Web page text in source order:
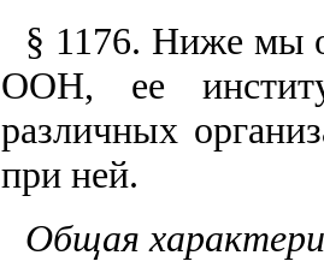
§ 1176. Ниже мы
ООН, ее
различных
при ней.
Общая